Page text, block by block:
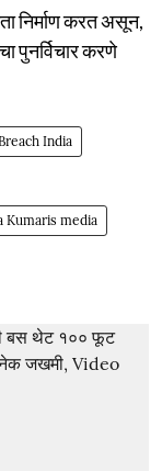
निर्माण करत असून,
पुनर्विचार करणे
India
Kumaris media